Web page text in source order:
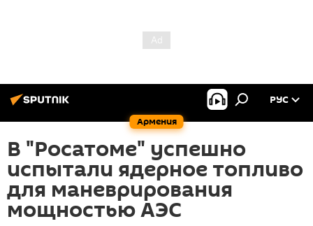
Армения
РУС
В "Росатоме" успешно
испытали ядерное топливо
для маневрирования
мощностью АЭС